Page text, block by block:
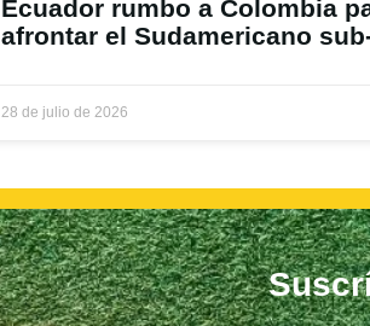
Ecuador rumbo a Colombia
afrontar el Sudamericano
28 de julio de 2026